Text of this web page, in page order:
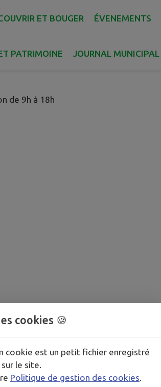
ET BOUGER ÉVENEMENTS
PATRIMOINE JOURNAL MUNICIPAL
2026 - Collobrières
de 9h à 18h
cookies 🍪
cookie est un petit fichier enregistré
le site.
Politique de gestion des cookies.